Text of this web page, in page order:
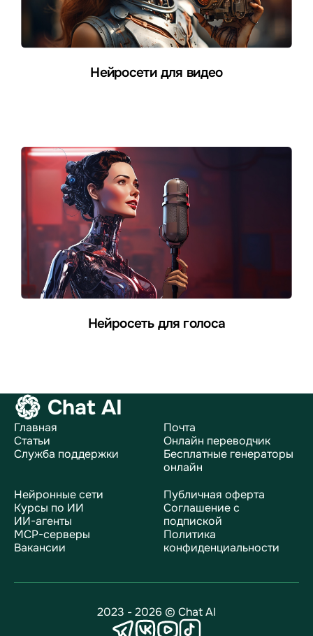
Нейросети для видео
Нейросеть для голоса
Chat AI
Главная
Статьи
Служба поддержки
Почта
Онлайн переводчик
Бесплатные генераторы
онлайн
Нейронные сети
Курсы по ИИ
ИИ-агенты
MCP-серверы
Вакансии
Публичная оферта
Соглашение с
подпиской
Политика
конфиденциальности
2023 - 2026 © Chat AI